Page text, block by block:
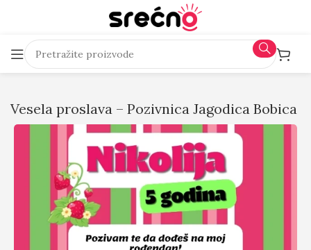
Vesela proslava – Pozivnica Jagodica Bobica